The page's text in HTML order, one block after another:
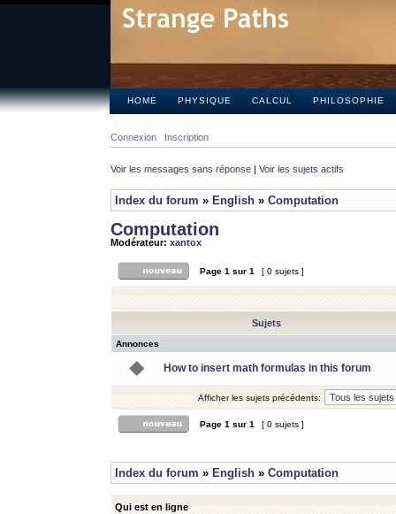
HOME PHYSIQUE CALCUL PHILOSOPHIE
Connexion Inscription
Voir les messages sans réponse | Voir les sujets actifs
Index du forum » English » Computation
Computation
Modérateur: xantox
Page 1 sur 1 [ 0 sujets ]
Sujets
Annonces
How to insert math formulas in this forum
Afficher les sujets précédents:
Page 1 sur 1 [ 0 sujets ]
Index du forum » English » Computation
Qui est en ligne